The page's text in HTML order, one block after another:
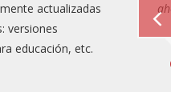
actualizadas
versiones
educación, etc.